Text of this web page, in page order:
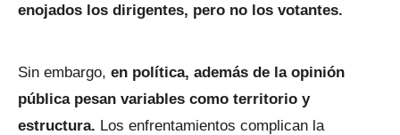
enojados los dirigentes, pero no los votantes.
Sin embargo, en política, además de la opinión
pública pesan variables como territorio y
estructura. Los enfrentamientos complican la